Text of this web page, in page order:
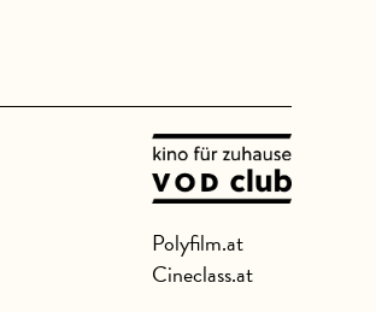
Polyfilm.at
Cineclass.at